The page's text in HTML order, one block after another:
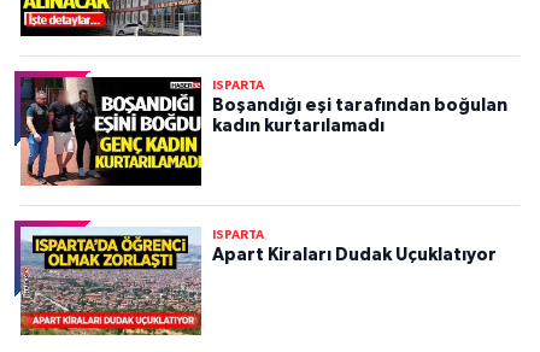
ISPARTA
Boşandığı eşi tarafından boğulan
kadın kurtarılamadı
ISPARTA
Apart Kiraları Dudak Uçuklatıyor